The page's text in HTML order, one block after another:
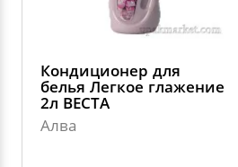
Кондиционер для
белья Легкое глажение
2л ВЕСТА
Алва